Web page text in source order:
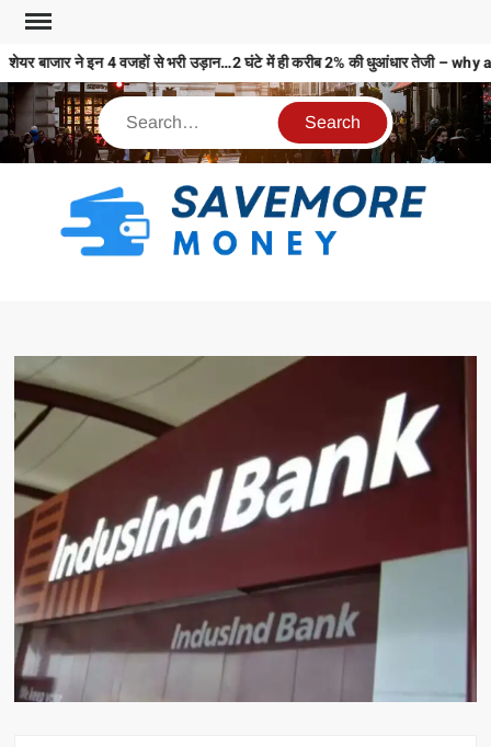
शेयर बाजार ने इन 4 वजहों से भरी उड़ान…2 घंटे में ही करीब 2% की धुआंधार तेजी